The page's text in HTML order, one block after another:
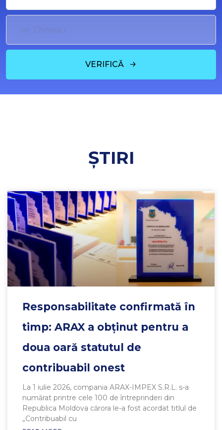
VERIFICĂ
ȘTIRI
Responsabilitate confirmată în
timp: ARAX a obținut pentru a
doua oară statutul de
contribuabil onest
La 1 iulie 2026, compania ARAX-IMPEX S.R.L. s-a
numărat printre cele 100 de întreprinderi din
Republica Moldova cărora le-a fost acordat titlul de
„Contribuabil cu